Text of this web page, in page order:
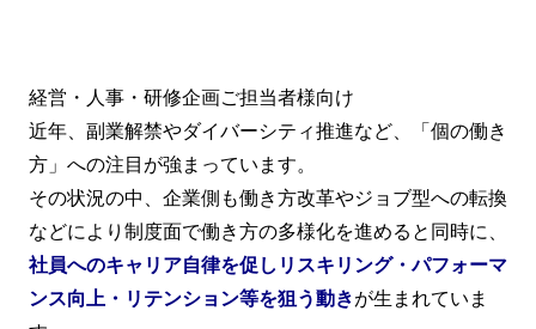
経営・人事・研修企画ご担当者様向け
近年、副業解禁やダイバーシティ推進など、「個の働き
方」への注目が強まっています。
その状況の中、企業側も働き方改革やジョブ型への転換
などにより制度面で働き方の多様化を進めると同時に、
社員へのキャリア自律を促しリスキリング・パフォーマ
ンス向上・リテンション等を狙う動きが生まれていま